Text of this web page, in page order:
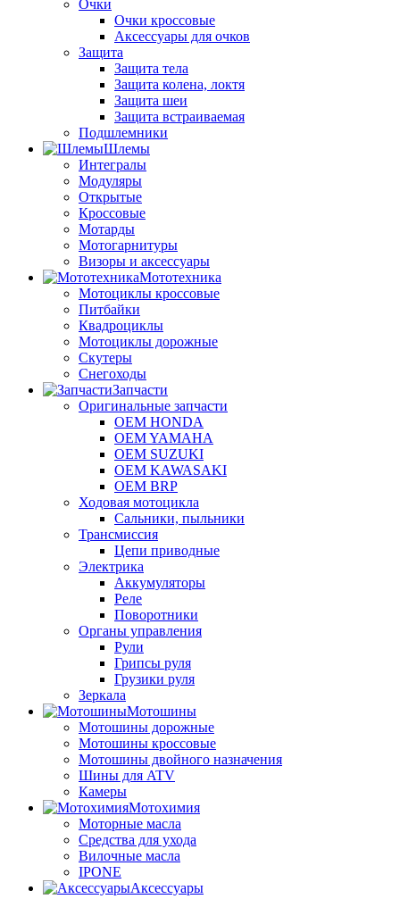
Очки
Очки кроссовые
Аксессуары для очков
Защита
Защита тела
Защита колена, локтя
Защита шеи
Защита встраиваемая
Подшлемники
Шлемы
Интегралы
Модуляры
Открытые
Кроссовые
Мотарды
Мотогарнитуры
Визоры и аксессуары
Мототехника
Мотоциклы кроссовые
Питбайки
Квадроциклы
Мотоциклы дорожные
Скутеры
Снегоходы
Запчасти
Оригинальные запчасти
OEM HONDA
OEM YAMAHA
OEM SUZUKI
OEM KAWASAKI
OEM BRP
Ходовая мотоцикла
Сальники, пыльники
Трансмиссия
Цепи приводные
Электрика
Аккумуляторы
Реле
Поворотники
Органы управления
Рули
Грипсы руля
Грузики руля
Зеркала
Мотошины
Мотошины дорожные
Мотошины кроссовые
Мотошины двойного назначения
Шины для ATV
Камеры
Мотохимия
Моторные масла
Средства для ухода
Вилочные масла
IPONE
Аксессуары